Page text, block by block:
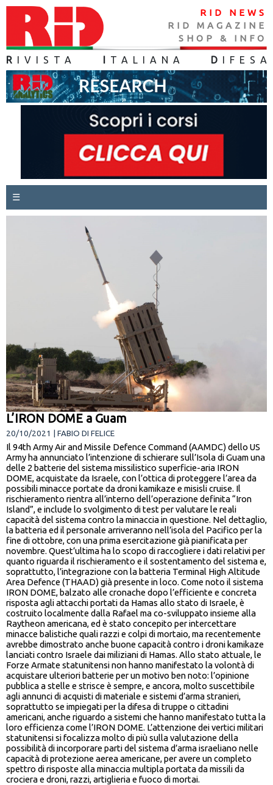
RID NEWS
RID MAGAZINE
SHOP & INFO
R IVISTA TALIANA D IFES A
☰
L’IRON DOME a Guam
20/10/2021 | FABIO DI FELICE
Il 94th Army Air and Missile Defence Command (AAMDC) dello US
Army ha annunciato l’intenzione di schierare sull’Isola di Guam una
delle 2 batterie del sistema missilistico superficie-aria IRON
DOME, acquistate da Israele, con l’ottica di proteggere l’area da
possibili minacce portate da droni kamikaze e misisli cruise. Il
rischieramento rientra all’interno dell’operazione definita “Iron
Island”, e include lo svolgimento di test per valutare le reali
capacità del sistema contro la minaccia in questione. Nel dettaglio,
la batteria ed il personale arriveranno nell’isola del Pacifico per la
fine di ottobre, con una prima esercitazione già pianificata per
novembre. Quest’ultima ha lo scopo di raccogliere i dati relativi per
quanto riguarda il rischieramento e il sostentamento del sistema e,
soprattutto, l’integrazione con la batteria Terminal High Altitude
Area Defence (THAAD) già presente in loco. Come noto il sistema
IRON DOME, balzato alle cronache dopo l’efficiente e concreta
risposta agli attacchi portati da Hamas allo stato di Israele, è
costruito localmente dalla Rafael ma co-sviluppato insieme alla
Raytheon americana, ed è stato concepito per intercettare
minacce balistiche quali razzi e colpi di mortaio, ma recentemente
avrebbe dimostrato anche buone capacità contro i droni kamikaze
lanciati contro Israele dai miliziani di Hamas. Allo stato attuale, le
Forze Armate statunitensi non hanno manifestato la volontà di
acquistare ulteriori batterie per un motivo ben noto: l’opinione
pubblica a stelle e strisce è sempre, e ancora, molto suscettibile
agli annunci di acquisti di materiale e sistemi d’arma stranieri,
soprattutto se impiegati per la difesa di truppe o cittadini
americani, anche riguardo a sistemi che hanno manifestato tutta la
loro efficienza come l’IRON DOME. L’attenzione dei vertici militari
statunitensi si focalizza molto di più sulla valutazione della
possibilità di incorporare parti del sistema d’arma israeliano nelle
capacità di protezione aerea americane, per avere un completo
spettro di risposte alla minaccia multipla portata da missili da
crociera e droni, razzi, artiglieria e fuoco di mortai.